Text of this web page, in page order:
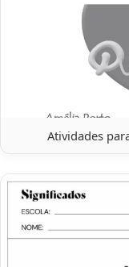
Atividades